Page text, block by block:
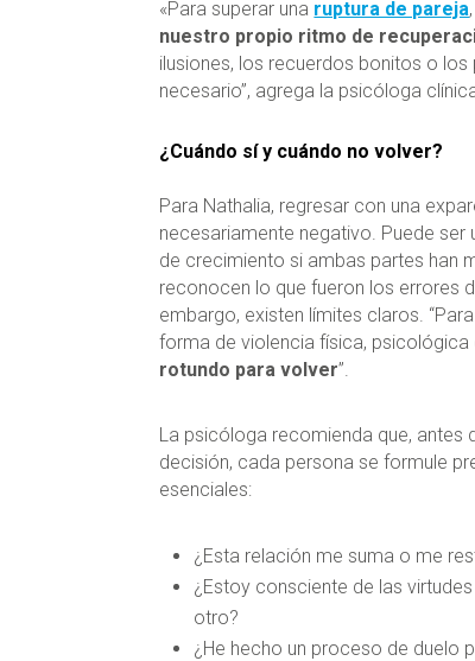
«Para superar una ruptura de pareja
nuestro propio ritmo de
ilusiones, los recuerdos bonitos o
necesario”, agrega la psicóloga
¿Cuándo sí y cuándo no volver?
Para Nathalia, regresar con una
necesariamente negativo. Puede ser
de crecimiento si ambas partes han
reconocen lo que fueron los errores
embargo, existen límites claros.
forma de violencia física, psicológica
rotundo para volver”.
La psicóloga recomienda que, antes
decisión, cada persona se formule
esenciales:
¿Esta relación me suma o me
¿Estoy consciente de las
otro?
¿He hecho un proceso de duelo